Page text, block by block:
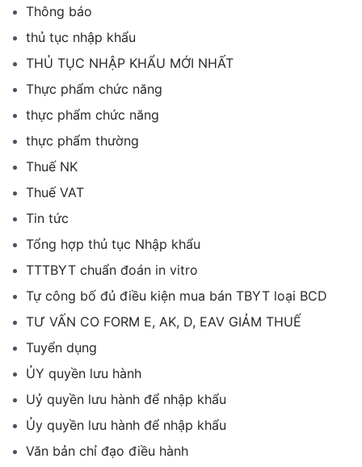
Thông báo
thủ tục nhập khẩu
THỦ TỤC NHẬP KHẨU MỚI NHẤT
Thực phẩm chức năng
thực phẩm chức năng
thực phẩm thường
Thuế NK
Thuế VAT
Tin tức
Tổng hợp thủ tục Nhập khẩu
TTTBYT chuẩn đoán in vitro
Tự công bố đủ điều kiện mua bán TBYT loại BCD
TƯ VẤN CO FORM E, AK, D, EAV GIẢM THUẾ
Tuyển dụng
ỦY quyền lưu hành
Uỷ quyền lưu hành để nhập khẩu
Ủy quyền lưu hành để nhập khẩu
Văn bản chỉ đạo điều hành